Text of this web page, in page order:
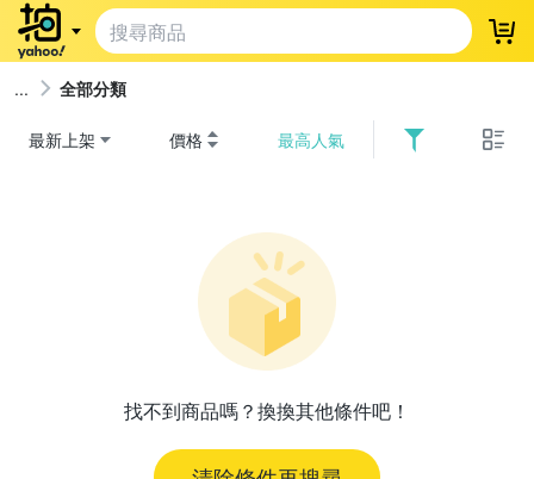
登
全部分類
最新上架 價格 最高人氣
找不到商品嗎？換換其他條件吧！